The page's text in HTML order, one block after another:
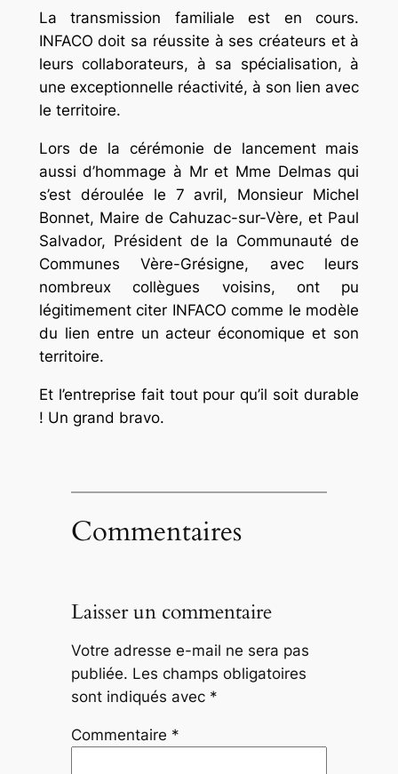
La transmission familiale est en cours.
INFACO doit sa réussite à ses créateurs et à
leurs collaborateurs, à sa spécialisation, à
une exceptionnelle réactivité, à son lien avec
le territoire.
Lors de la cérémonie de lancement mais
aussi d’hommage à Mr et Mme Delmas qui
s’est déroulée le 7 avril, Monsieur Michel
Bonnet, Maire de Cahuzac-sur-Vère, et Paul
Salvador, Président de la Communauté de
Communes Vère-Grésigne, avec leurs
nombreux collègues voisins, ont pu
légitimement citer INFACO comme le modèle
du lien entre un acteur économique et son
territoire.
Et l’entreprise fait tout pour qu’il soit durable
! Un grand bravo.
Commentaires
Laisser un commentaire
Votre adresse e-mail ne sera pas
publiée. Les champs obligatoires
sont indiqués avec *
Commentaire *